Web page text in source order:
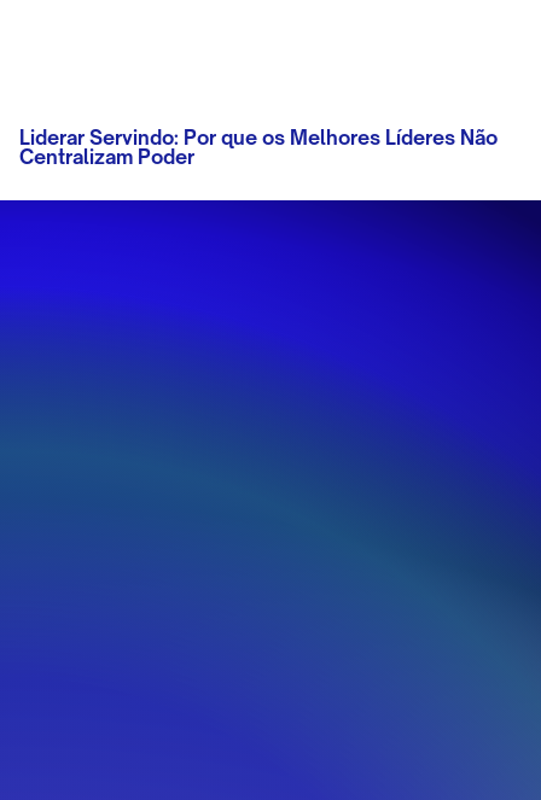
Liderar Servindo: Por que os Melhores Líderes Não
Centralizam Poder